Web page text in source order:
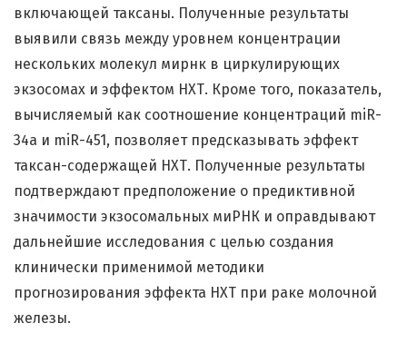
включающей таксаны. Полученные результаты
выявили связь между уровнем концентрации
нескольких молекул мирнк в циркулирующих
экзосомах и эффектом НХТ. Кроме того, показатель,
вычисляемый как соотношение концентраций miR-
34a и miR-451, позволяет предсказывать эффект
таксан-содержащей НХТ. Полученные результаты
подтверждают предположение о предиктивной
значимости экзосомальных миРНК и оправдывают
дальнейшие исследования с целью создания
клинически применимой методики
прогнозирования эффекта НХТ при раке молочной
железы.